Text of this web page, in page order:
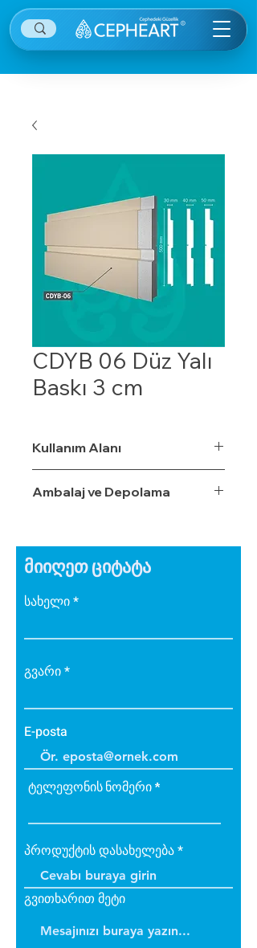
CDYB 06 Düz Yalı
Baskı 3 cm
Kullanım Alanı
Ambalaj ve Depolama
მიიღეთ ციტატა
სახელი
გვარი
E-posta
ტელეფონის ნომერი
პროდუქტის დასახელება
გვითხარით მეტი